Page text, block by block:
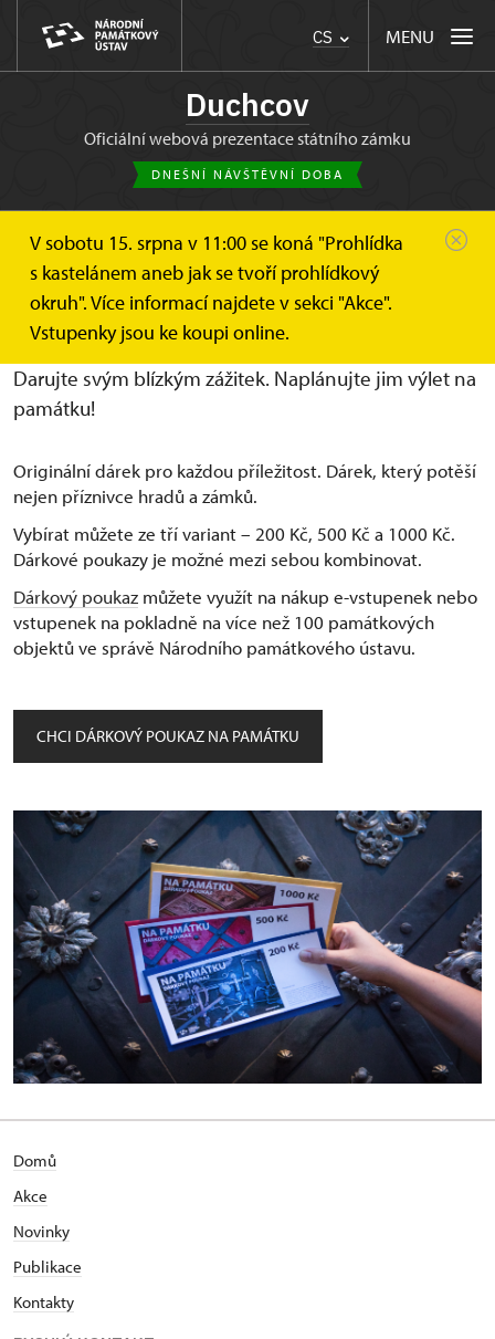
CS MENU
Duchcov
oficiální webová prezentace státního zámku
DNEŠNÍ NÁVŠTĚVNÍ DOBA
V sobotu 15. srpna v 11:00 se koná "Prohlídka
s kastelánem aneb jak se tvoří prohlídkový
okruh". Více informací najdete v sekci "Akce".
Vstupenky jsou ke koupi online.
Duchcov
Online vstupenky a dárkové poukazy
Dárkové poukazy
Dárkové poukazy
Darujte svým blízkým zážitek. Naplánujte jim výlet na
památku!
Originální dárek pro každou příležitost. Dárek, který potěší
nejen příznivce hradů a zámků.
Vybírat můžete ze tří variant –⁠ 200 Kč, 500 Kč a 1000 Kč.
Dárkové poukazy je možné mezi sebou kombinovat.
Dárkový poukaz můžete využít na nákup e-vstupenek nebo
vstupenek na pokladně na více než 100 památkových
objektů ve správě Národního památkového ústavu.
CHCI DÁRKOVÝ POUKAZ NA PAMÁTKU
Domů
Akce
Novinky
Publikace
Kontakty